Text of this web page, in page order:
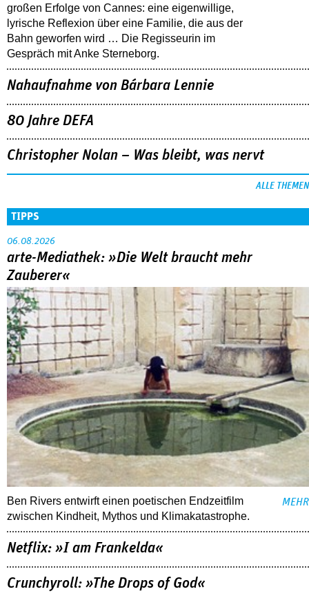
großen Erfolge von Cannes: eine eigenwillige,
lyrische Reflexion über eine ­Familie, die aus der
Bahn geworfen wird … Die Regisseurin im
Gespräch mit Anke Sterneborg.
Nahaufnahme von Bárbara Lennie
80 Jahre DEFA
Christopher Nolan – Was bleibt, was nervt
ALLE THEMEN
TIPPS
06.08.2026
arte-Mediathek: »Die Welt braucht mehr
Zauberer«
Ben Rivers entwirft einen poetischen Endzeitfilm
zwischen Kindheit, Mythos und Klimakatastrophe.
MEHR
Netflix: »I am Frankelda«
Crunchyroll: »The Drops of God«